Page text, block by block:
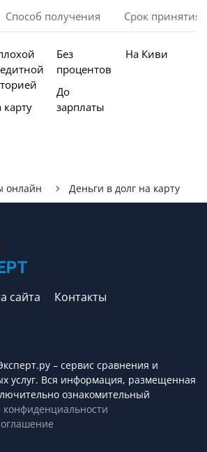
Способ получения Срок принятия
карту
Без
процентов
До
зарплаты
На Киви
онлайн Деньги в долг на карту
сайта Контакты
– сервис cравнения и
услуг. Вся информация, размещенная
ознакомительный
конфиденциальности